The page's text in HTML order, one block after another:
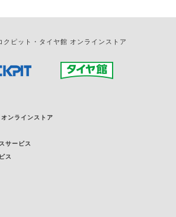
クピット・タイヤ館 オンラインストア
ンラインストア
サービス
ス